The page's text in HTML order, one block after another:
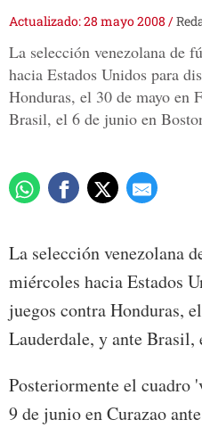
Actualizado: 28 mayo 2008 /
La selección venezolana de
hacia Estados Unidos para
Honduras, el 30 de mayo en
Brasil, el 6 de junio en
La selección venezolana
miércoles hacia Estados
juegos contra Honduras,
Lauderdale, y ante
Posteriormente el cuadro
9 de junio en Curazao